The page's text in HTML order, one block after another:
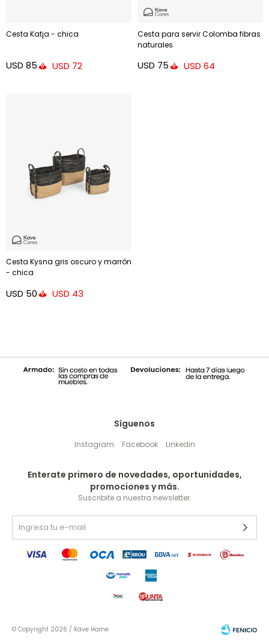
Cesta Katja - chica
USD 85 USD 72
Cesta para servir Colomba fibras
naturales
USD 75 USD 64
Cesta Kysna gris oscuro y marrón
- chica
USD 50 USD 43
Síguenos
Instagram Facebook Linkedin
Enterate primero de novedades, oportunidades,
promociones y más.
Suscribite a nuestra newsletter.
© Copyright 2026 / Kave Home